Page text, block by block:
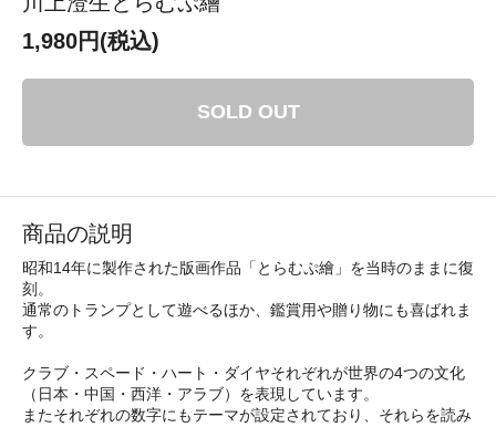
1,980円(税込)
SOLD OUT
商品の説明
昭和14年に製作された版画作品「とらむぷ繪」を当時のままに復
刻。
通常のトランプとして遊べるほか、鑑賞用や贈り物にも喜ばれま
す。
クラブ・スペード・ハート・ダイヤそれぞれが世界の4つの文化
（日本・中国・西洋・アラブ）を表現しています。
またそれぞれの数字にもテーマが設定されており、それらを読み